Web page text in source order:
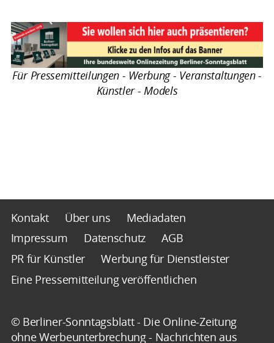
Für Pressemitteilungen - Werbung - Veranstaltungen -
Künstler - Models
Kontakt Über uns
Mediadaten
Impressum
Datenschutz
AGB
PR für Künstler
Werbung für Dienstleister
Eine Pressemitteilung veröffentlichen
© Berliner-Sonntagsblatt - Die Online-Zeitung
ohne Werbeunterbrechung - Nachrichten aus